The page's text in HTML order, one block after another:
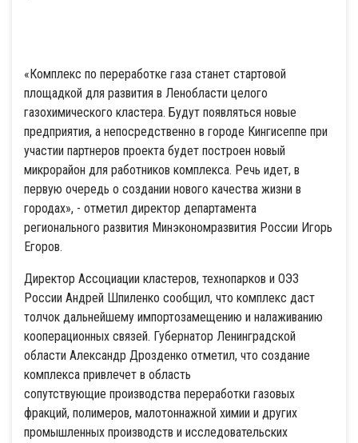
«Комплекс по переработке газа станет стартовой
площадкой для развития в Ленобласти целого
газохимического кластера. Будут появляться новые
предприятия, а непосредственно в городе Кингисеппе при
участии партнеров проекта будет построен новый
микрорайон для работников комплекса. Речь идет, в
первую очередь о создании нового качества жизни в
городах», - отметил директор департамента
регионального развития Минэкономразвития России Игорь
Егоров.
Директор Ассоциации кластеров, технопарков и ОЭЗ
России Андрей Шпиленко сообщил, что комплекс даст
толчок дальнейшему импортозамещению и налаживанию
кооперационных связей. Губернатор Ленинградской
области Александр Дрозденко отметил, что создание
комплекса привлечет в область
сопутствующие производства переработки газовых
фракций, полимеров, малотоннажной химии и других
промышленных производств и исследовательских